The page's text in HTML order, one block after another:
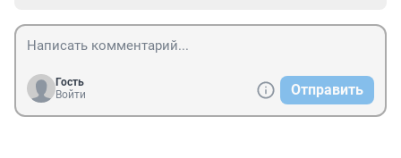
Гость
Войти
Отправить